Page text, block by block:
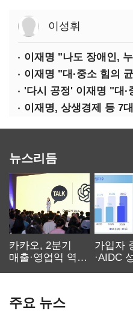
이성휘
이재명, 상생경제 등 7
뉴스리듬
카카오, 2분기
매출·영업익 역대
가입자
·AIDC
주요 뉴스